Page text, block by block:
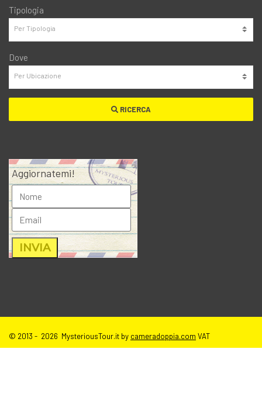
Tipologia
Dove
RICERCA
Aggiornatemi!
© 2013 - 2026 MysteriousTour.it by cameradoppia.com VAT